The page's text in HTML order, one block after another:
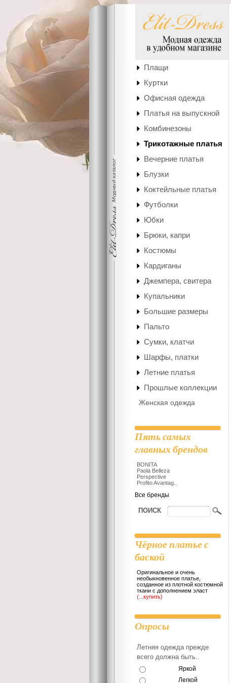
Плащи
Куртки
Офисная одежда
Платья на выпускной
Комбинезоны
Трикотажные платья
Вечерние платья
Блузки
Коктейльные платья
Футболки
Юбки
Брюки, капри
Костюмы
Кардиганы
Джемпера, свитера
Купальники
Большие размеры
Пальто
Сумки, клатчи
Шарфы, платки
Летние платья
Прошлые коллекции
Женская одежда
Пять самых
главных брендов
BONITA
Paola Belleza
Perspective
Profito Avantag..
Все бренды
ПОИСК
Чёрное платье с
баской
Оригинальное и очень
необыкновенное платье,
созданное из плотной костюмной
ткани с дополнением эласт
(...купить)
Опросы
Летняя одежда прежде
всего должна быть..
Яркой
Легкой